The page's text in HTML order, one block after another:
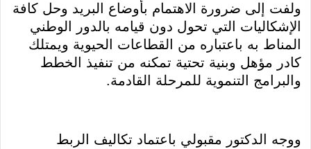
ولفت إلى ضرورة الاهتمام بأوضاع البريد وحل كافة
الإشكاليات التي تحول دون قيامه بالدور الوطني
المناط به باعتباره من القطاعات الحيوية ويمتلك
كادر مؤهل وبنية تحتية تمكنه من تنفيذ الخطط
والبرامج التنموية للمرحلة القادمة.
ووجه الدكتور مقبولي باعتماد تكاليف الربط